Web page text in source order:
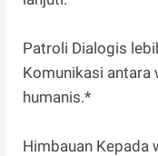
Patroli Dialogis
Komunikasi antara
humanis.*
Himbauan Kepada